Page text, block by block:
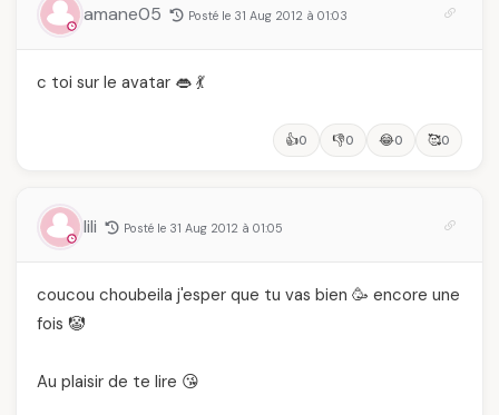
amane05 Posté le 31 Aug 2012 à 01:03
c toi sur le avatar 👄 💃
👍0 👎0 😂0 🥰0
lili Posté le 31 Aug 2012 à 01:05
coucou choubeila j'esper que tu vas bien 🥳 encore une
fois 🤡
Au plaisir de te lire 😘